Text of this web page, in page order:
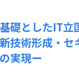
礎としたIT立
技術形成・セ
実現ー